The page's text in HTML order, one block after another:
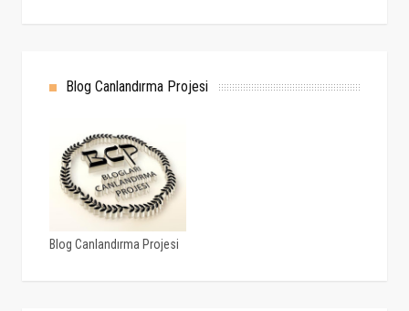
Blog Canlandırma Projesi
Blog Canlandırma Projesi